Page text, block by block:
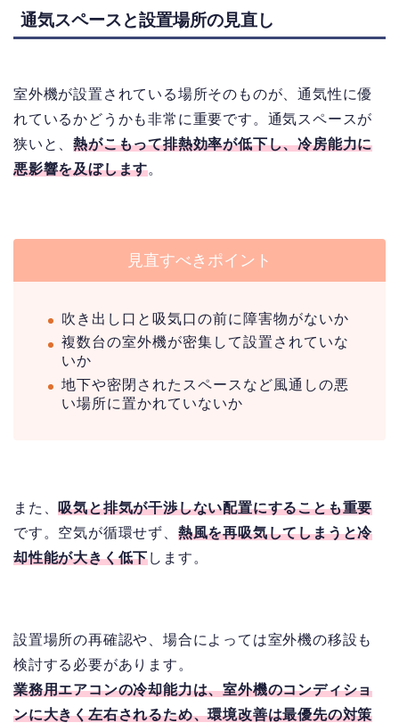
通気スペースと設置場所の見直し
室外機が設置されている場所そのものが、通気性に優
れているかどうかも非常に重要です。通気スペースが
狭いと、熱がこもって排熱効率が低下し、冷房能力に
悪影響を及ぼします。
見直すべきポイント
吹き出し口と吸気口の前に障害物がないか
複数台の室外機が密集して設置されていな
いか
地下や密閉されたスペースなど風通しの悪
い場所に置かれていないか
また、吸気と排気が干渉しない配置にすることも重要
です。空気が循環せず、 熱風を再吸気してしまうと冷
却性能が大きく低下します。
設置場所の再確認や、場合によっては室外機の移設も
検討する必要があります。
業務用エアコンの冷却能力は、室外機のコンディショ
ンに大きく左右されるため、環境改善は最優先の対策